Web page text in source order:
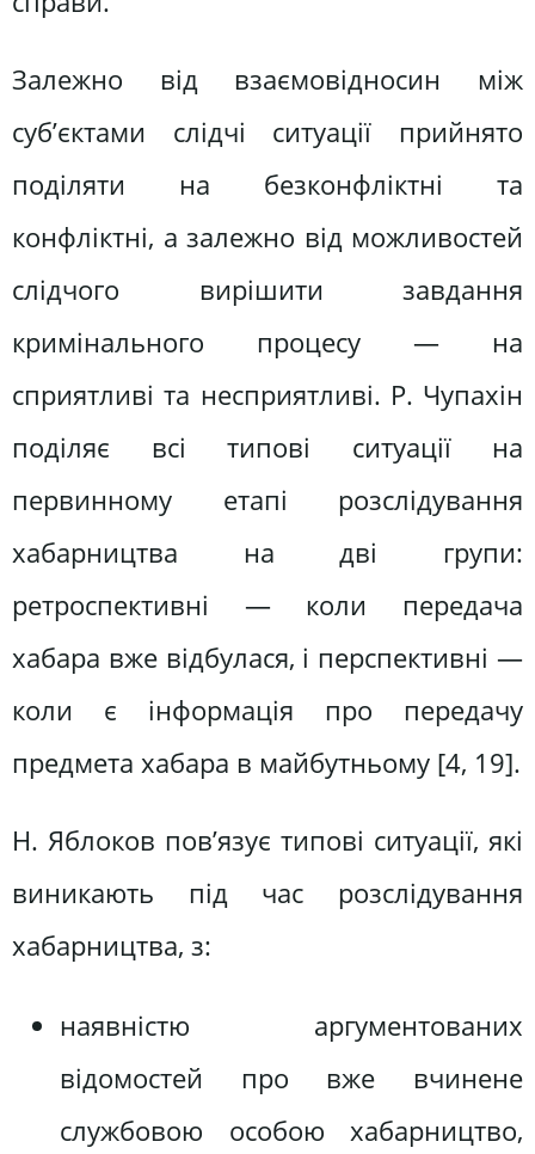
Залежно від взаємовідносин між
суб’єктами слідчі ситуації прийнято
поділяти на безконфліктні та
конфліктні, а залежно від можливостей
слідчого вирішити завдання
кримінального процесу — на
сприятливі та несприятливі. Р. Чупахін
поділяє всі типові ситуації на
первинному етапі розслідування
хабарництва на дві групи:
ретроспективні — коли передача
хабара вже відбулася, і перспективні —
коли є інформація про передачу
предмета хабара в майбутньому [4, 19].
Н. Яблоков пов’язує типові ситуації, які
виникають під час розслідування
хабарництва, з:
наявністю аргументованих
відомостей про вже вчинене
службовою особою хабарництво,